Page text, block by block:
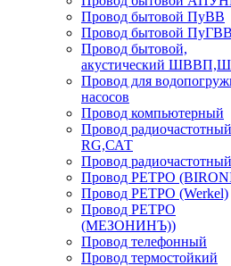
Провод бытовой ПуВВ
Провод бытовой ПуГВВ
Провод бытовой,
акустический
Провод для
насосов
Провод компьютерный
Провод радиочастотный
RG,САТ
Провод
Провод РЕТРО
Провод РЕТРО (Werkel)
Провод РЕТРО
(МЕЗОНИНЪ))
Провод телефонный
Провод термостойкий